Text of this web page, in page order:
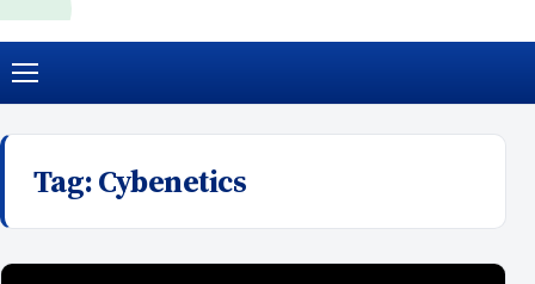
Menu
Tag:Cybenetics